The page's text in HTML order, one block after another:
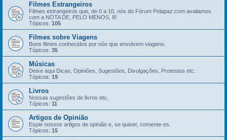
Filmes Estrangeiros
Filmes estrangeiros que, de 0 a 10, nós do Fórum Pelapaz.com avaliamos
com a NOTA DE, PELO MENOS, 8!
Tópicos: 105
Filmes sobre Viagens
Bons filmes conhecidos por nós que envolvem viagens.
Tópicos: 35
Músicas
Deixe aqui Dicas, Opiniões, Sugestões, Divulgações, Protestos etc.
Tópicos: 19
Livros
Nossas sugestões de livros etc.
Tópicos: 11
Artigos de Opinião
Espie nossos artigos de opinião e, se quiser, comente-os.
Tópicos: 15